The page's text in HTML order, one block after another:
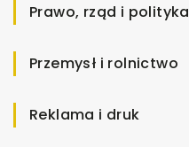
Prawo, rząd i polityka
Przemysł i rolnictwo
Reklama i druk